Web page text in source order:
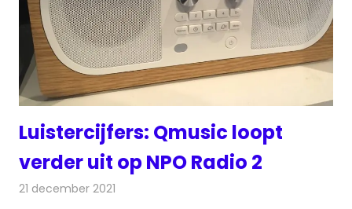
Luistercijfers: Qmusic loopt
verder uit op NPO Radio 2
21 december 2021